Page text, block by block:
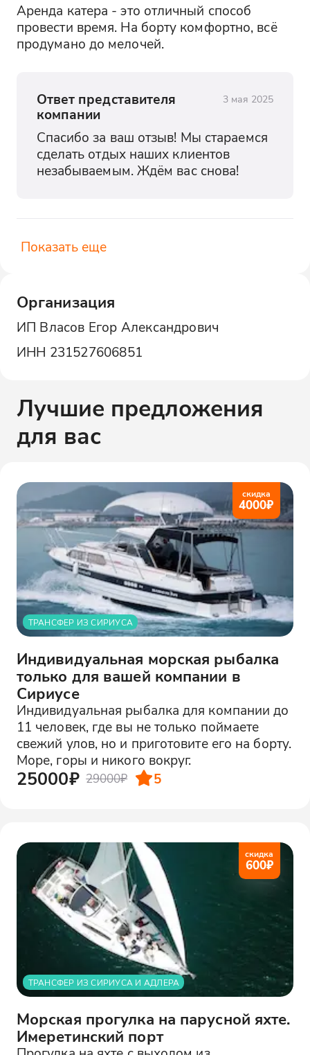
Аренда катера - это отличный способ
провести время. На борту комфортно, всё
продумано до мелочей.
Ответ представителя
компании
3 мая 2025
Спасибо за ваш отзыв! Мы стараемся
сделать отдых наших клиентов
незабываемым. Ждём вас снова!
Показать еще
Организация
ИП Власов Егор Александрович
ИНН 231527606851
Лучшие предложения
для вас
скидка
4000₽
ТРАНСФЕР ИЗ СИРИУСА
Индивидуальная морская рыбалка
только для вашей компании в
Сириусе
Индивидуальная рыбалка для компании до
11 человек, где вы не только поймаете
свежий улов, но и приготовите его на борту.
Море, горы и никого вокруг.
25000₽ 29000₽ 5
скидка
600₽
ТРАНСФЕР ИЗ СИРИУСА И АДЛЕРА
Морская прогулка на парусной яхте.
Имеретинский порт